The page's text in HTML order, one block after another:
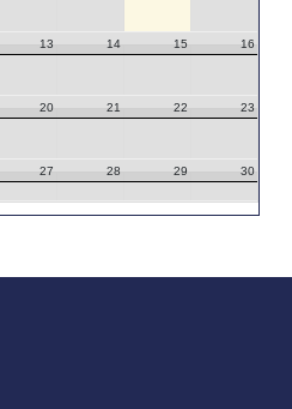
13 14 15 16
20 21 22 23
27 28 29 30